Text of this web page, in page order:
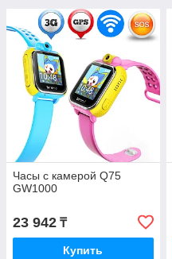
Часы с камерой Q75
GW1000
23 942 ₸
Купить